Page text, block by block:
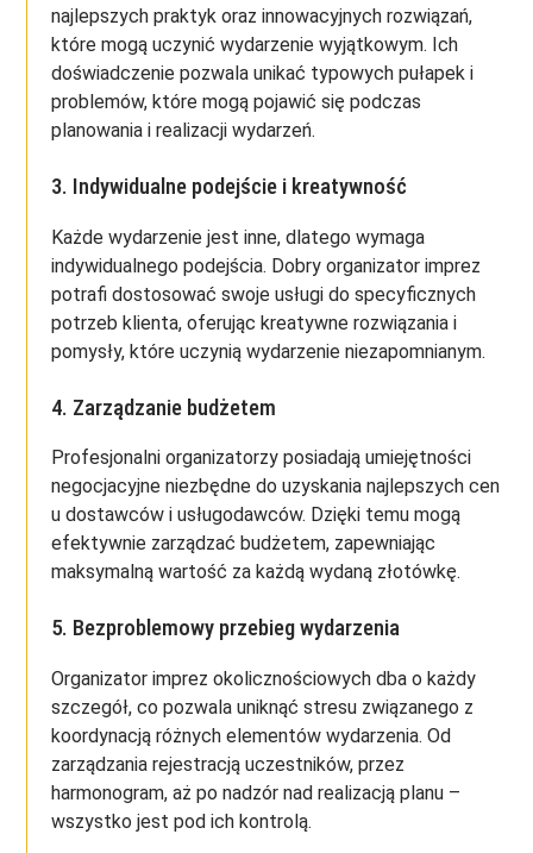
najlepszych praktyk oraz innowacyjnych rozwiązań,
które mogą uczynić wydarzenie wyjątkowym. Ich
doświadczenie pozwala unikać typowych pułapek i
problemów, które mogą pojawić się podczas
planowania i realizacji wydarzeń.
3. Indywidualne podejście i kreatywność
Każde wydarzenie jest inne, dlatego wymaga
indywidualnego podejścia. Dobry organizator imprez
potrafi dostosować swoje usługi do specyficznych
potrzeb klienta, oferując kreatywne rozwiązania i
pomysły, które uczynią wydarzenie niezapomnianym.
4. Zarządzanie budżetem
Profesjonalni organizatorzy posiadają umiejętności
negocjacyjne niezbędne do uzyskania najlepszych cen
u dostawców i usługodawców. Dzięki temu mogą
efektywnie zarządzać budżetem, zapewniając
maksymalną wartość za każdą wydaną złotówkę.
5. Bezproblemowy przebieg wydarzenia
Organizator imprez okolicznościowych dba o każdy
szczegół, co pozwala uniknąć stresu związanego z
koordynacją różnych elementów wydarzenia. Od
zarządzania rejestracją uczestników, przez
harmonogram, aż po nadzór nad realizacją planu –
wszystko jest pod ich kontrolą.